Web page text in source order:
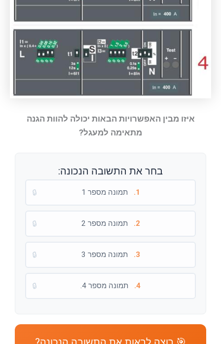
איזו מבין האפשרויות הבאות יכולה להוות הגנה
מתאימה למעגל?
בחר את התשובה הנכונה:
1. תמונה מספר 1 🔒
2. תמונה מספר 2 🔒
3. תמונה מספר 3 🔒
4. תמונה מספר 4. 🔒